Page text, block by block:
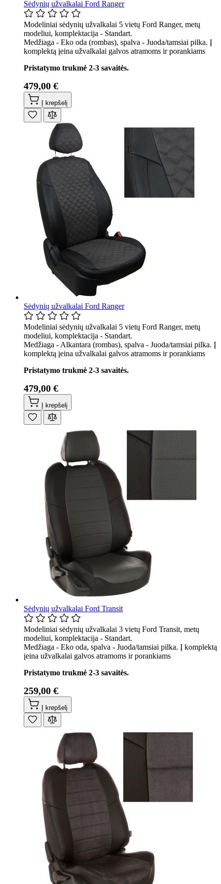
Sėdynių užvalkalai Ford Ranger
Modeliniai sėdynių užvalkalai 5 vietų Ford Ranger, metų
modeliui, komplektacija - Standart.
Medžiaga - Eko oda (rombas), spalva - Juoda/tamsiai pilka. Į
komplektą įeina užvalkalai galvos atramoms ir porankiams
Pristatymo trukmė 2-3 savaitės.
479,00 €
Į krepšelį
Sėdynių užvalkalai Ford Ranger
Modeliniai sėdynių užvalkalai 5 vietų Ford Ranger, metų
modeliui, komplektacija - Standart.
Medžiaga - Alkantara (rombas), spalva - Juoda/tamsiai pilka. Į
komplektą įeina užvalkalai galvos atramoms ir porankiams
Pristatymo trukmė 2-3 savaitės.
479,00 €
Į krepšelį
Sėdynių užvalkalai Ford Transit
Modeliniai sėdynių užvalkalai 3 vietų Ford Transit, metų
modeliui, komplektacija - Standart.
Medžiaga - Eko oda, spalva - Juoda/tamsiai pilka. Į komplektą
įeina užvalkalai galvos atramoms ir porankiams
Pristatymo trukmė 2-3 savaitės.
259,00 €
Į krepšelį